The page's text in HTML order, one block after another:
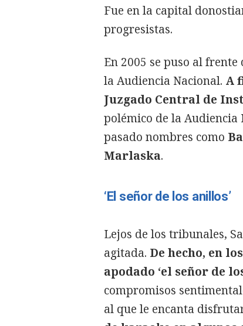
Fue en la capital
progresistas.
En 2005 se puso al
la Audiencia Nacional. A
Juzgado Central de
polémico de la Audiencia
pasado nombres como
Marlaska.
‘El señor de los anillos’
Lejos de los tribunales,
agitada. De hecho, en
apodado ‘el señor de
compromisos
al que le encanta